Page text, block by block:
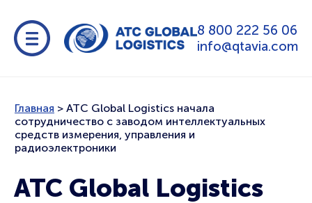
8 800 222 56 06
info@qtavia.com
Главная > ATC Global Logistics начала
сотрудничество с заводом интеллектуальных
средств измерения, управления и
радиоэлектроники
ATC Global Logistics